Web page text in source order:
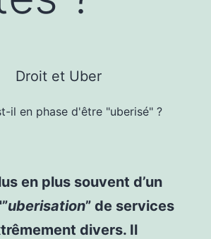
il en phase d'être "uberisé" ?
en plus souvent d’un
uberisation” de services
divers. Il